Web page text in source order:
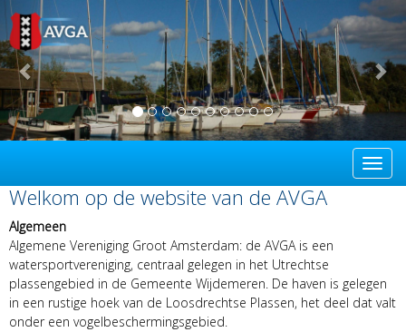
Previous
Welkom op de website van de AVGA
Algemeen
Algemene Vereniging Groot Amsterdam: de AVGA is een
watersportvereniging, centraal gelegen in het Utrechtse
plassengebied in de Gemeente Wijdemeren. De haven is gelegen
in een rustige hoek van de Loosdrechtse Plassen, het deel dat valt
onder een vogelbeschermingsgebied.